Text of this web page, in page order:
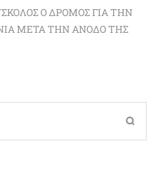
Ο ΔΡΌΜΟΣ ΓΙΑ ΤΗΝ
ΜΕΤΆ ΤΗΝ ΆΝΟΔΟ ΤΗΣ